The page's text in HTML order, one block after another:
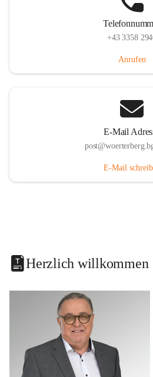
+43 3358
Anrufen
E-Mail
E-Mail
Herzlich willkommen